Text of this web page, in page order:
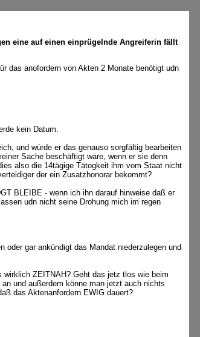
eine auf einen einprügelnde Angreiferin fällt
das anofordern von Akten 2 Monate benötigt udn
kein Datum.
und würde er das genauso sorgfältig bearbeiten
Sache beschäftigt wäre, wenn er sie denn
also die 14tägige Tätogkeit ihm vom Staat nicht
der ein Zusatzhonorar bekommt?
BLEIBE - wenn ich ihn darauf hinweise daß er
udn nicht seine Drohung mich im regen
gar ankündigt das Mandat niederzulegen und
wirklich ZEITNAH? Geht das jetz tlos wie beim
und außerdem könne man jetzt auch nichts
das Aktenanfordern EWIG dauert?